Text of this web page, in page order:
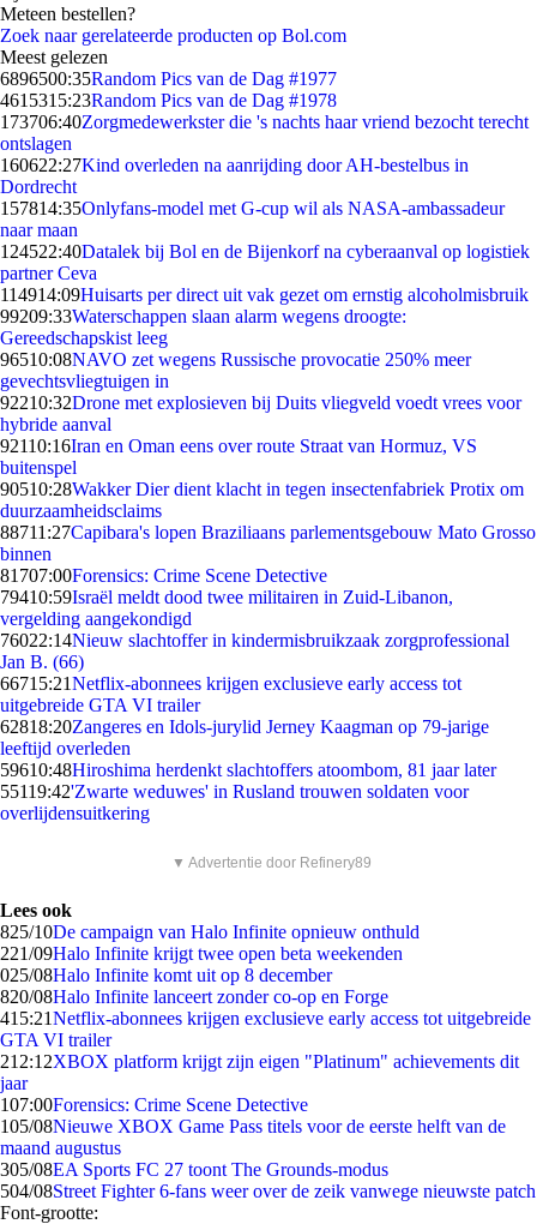
Meteen bestellen?
Zoek naar gerelateerde producten op Bol.com
Meest gelezen
6896500:35Random Pics van de Dag #1977
4615315:23Random Pics van de Dag #1978
173706:40Zorgmedewerkster die 's nachts haar vriend bezocht terecht
ontslagen
160622:27Kind overleden na aanrijding door AH-bestelbus in
Dordrecht
157814:35Onlyfans-model met G-cup wil als NASA-ambassadeur
naar maan
124522:40Datalek bij Bol en de Bijenkorf na cyberaanval op logistiek
partner Ceva
114914:09Huisarts per direct uit vak gezet om ernstig alcoholmisbruik
99209:33Waterschappen slaan alarm wegens droogte:
Gereedschapskist leeg
96510:08NAVO zet wegens Russische provocatie 250% meer
gevechtsvliegtuigen in
92210:32Drone met explosieven bij Duits vliegveld voedt vrees voor
hybride aanval
92110:16Iran en Oman eens over route Straat van Hormuz, VS
buitenspel
90510:28Wakker Dier dient klacht in tegen insectenfabriek Protix om
duurzaamheidsclaims
88711:27Capibara's lopen Braziliaans parlementsgebouw Mato Grosso
binnen
81707:00Forensics: Crime Scene Detective
79410:59Israël meldt dood twee militairen in Zuid-Libanon,
vergelding aangekondigd
76022:14Nieuw slachtoffer in kindermisbruikzaak zorgprofessional
Jan B. (66)
66715:21Netflix-abonnees krijgen exclusieve early access tot
uitgebreide GTA VI trailer
62818:20Zangeres en Idols-jurylid Jerney Kaagman op 79-jarige
leeftijd overleden
59610:48Hiroshima herdenkt slachtoffers atoombom, 81 jaar later
55119:42'Zwarte weduwes' in Rusland trouwen soldaten voor
overlijdensuitkering
▼ Advertentie door Refinery89
Lees ook
825/10De campaign van Halo Infinite opnieuw onthuld
221/09Halo Infinite krijgt twee open beta weekenden
025/08Halo Infinite komt uit op 8 december
820/08Halo Infinite lanceert zonder co-op en Forge
415:21Netflix-abonnees krijgen exclusieve early access tot uitgebreide
GTA VI trailer
212:12XBOX platform krijgt zijn eigen "Platinum" achievements dit
jaar
107:00Forensics: Crime Scene Detective
105/08Nieuwe XBOX Game Pass titels voor de eerste helft van de
maand augustus
305/08EA Sports FC 27 toont The Grounds-modus
504/08Street Fighter 6-fans weer over de zeik vanwege nieuwste patch
Font-grootte: